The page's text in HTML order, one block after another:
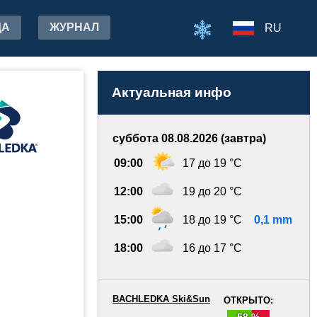
ЖУРНАЛ RU
Актуальная инфо
суббота 08.08.2026 (завтра)
09:00 17 до 19 °C
12:00 19 до 20 °C
15:00 18 до 19 °C 0,1 mm
18:00 16 до 17 °C
ОТКРЫТО:
BACHLEDKA Ski&Sun